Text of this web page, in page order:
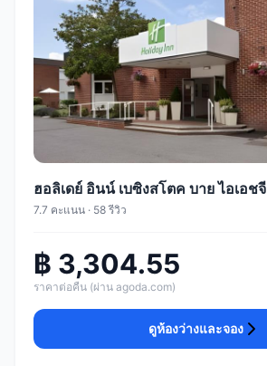
ฮอลิเดย์ อินน์ เบซิงสโตค บาย ไอเอชจี
7.7 คะแนน · 58 รีวิว
฿ 3,304.55
ราคาต่อคืน (ผ่าน agoda.com)
ดูห้องว่างและจอง